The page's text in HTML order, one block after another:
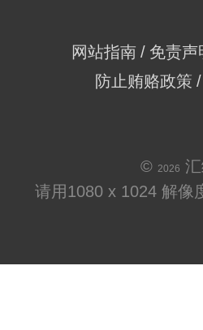
网站指南 免责声
防止贿赂政策
© 2026
请用1080 x 1024 解像